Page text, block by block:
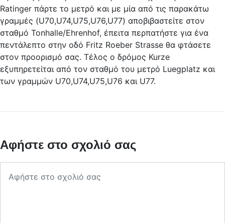
Ratinger πάρτε το μετρό και με μία από τις παρακάτω
γραμμές (U70,U74,U75,U76,U77) αποβιβαστείτε στον
σταθμό Tonhalle/Ehrenhof, έπειτα περπατήστε για ένα
πεντάλεπτο στην οδό Fritz Roeber Strasse θα φτάσετε
στον προορισμό σας. Τέλος ο δρόμος Kurze
εξυπηρετείται από τον σταθμό του μετρό Luegplatz και
των γραμμών U70,U74,U75,U76 και U77.
Αφήστε στο σχολιό σας